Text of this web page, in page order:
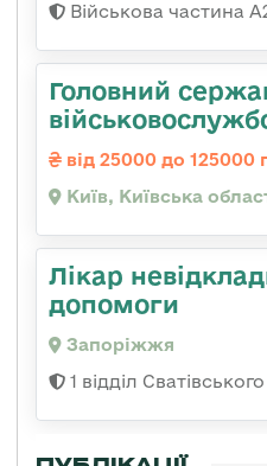
Військова частина
Головний
від 25000 до 125000
Київ, Київська
Лікар
допомоги
Запоріжжя
1 відділ